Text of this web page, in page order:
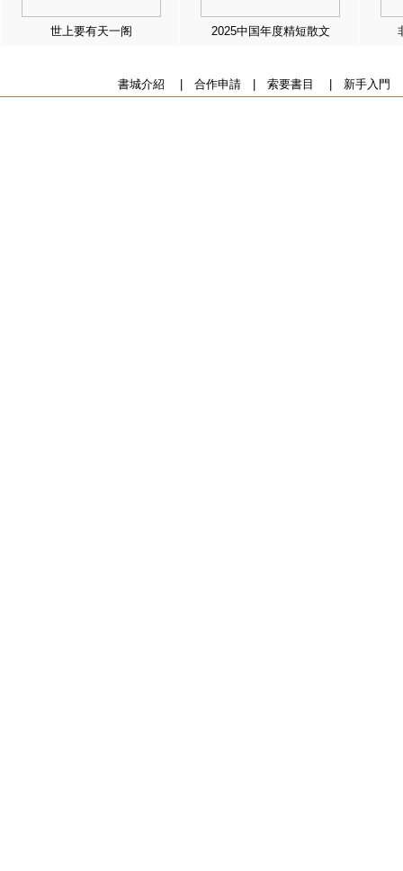
世上要有天一阁 2025中国年度精短散文
書城介紹 合作申請| 索要書目 新手入門